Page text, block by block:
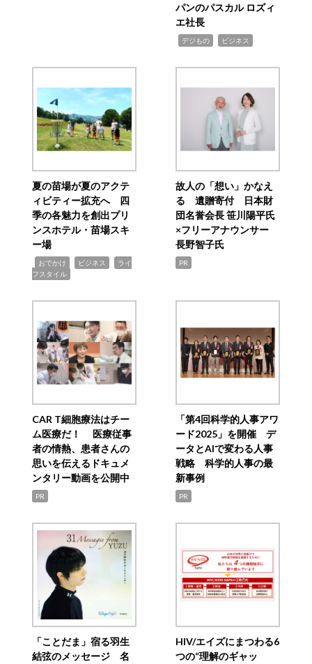
パンのパスカル ロズィ
エ社長
デジもの ビジネス
夏の苗場が夏のアクテ
ィビティー拡充へ 四
季の各魅力を創出プリ
ンスホテル・苗場スキ
ー場
おでかけ ビジネス
ライ
フスタイル
故人の「想い」かなえ
る 遺贈寄付 日本財
団名誉会長 笹川陽平氏
×フリーアナウンサー
長野智子氏
PR
CAR T細胞療法はチー
ム医療だ！ 医療従事
者の情熱、患者さんの
思いを伝えるドキュメ
ンタリー動画を公開中
PR
「第4回科学的人事アワ
ード2025」を開催 デ
ータとAIで変わる人事
戦略 科学的人事の最
新事例
PR
「ことだま」宿る羽生
結弦のメッセージ 名
HIV/エイズにまつわる6
つの“理解のギャッ